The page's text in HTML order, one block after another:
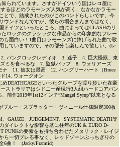
られています。さすがドイツいう国はレコ屋に
るほどのラモーンズ人気が高く、なかなかラモー
とで、結成されたのがこのバンドらしいです。今
ンドなんですが、彼らの場合まんまではなく、
ドイツといったところ。曲によってはCLASHのリ
ロックのクラシックな作品からの印象的なフレー
も面白い！1曲目はラモーンズに捧げられた曲で歌
していますので、その部分も楽しんで欲しい。(レ
パンクロックレディオ 3. 迷子 4. 巨大怪獣、東
ミを食べるな 7. 監獄バップ 8. ウォリアーズ
ナ 11. 彼女は最高 12. ハングリーハート（Bruce
14. ウォークオン
めDEATHCAGEといったグループを渡り歩いた在豪
ストラリアはシドニー産現行3人組ハードコアパン
前作2019年1st12インチ”Mangel Syrup"以来となる
ルー・スプラッター・ヴィニール仕様限定300枚
GAUZE、JUDGEMENT、SYSTEMATIC DEATH等
ダイレクトな影響を基に往年のUK & EURO D-
PUNKの要素をも持ち合わせたメタリック・レイジ
ら一切ブレる事なく、レッドゾーンぶっちぎりの
6曲！ (Jacky/Framtid)